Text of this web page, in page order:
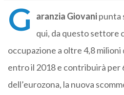
G aranzia Giovanipunta
qui, da questo settore
occupazione a oltre 4,8
entro il 2018 e contribuirà per
dell’eurozona, la nuova